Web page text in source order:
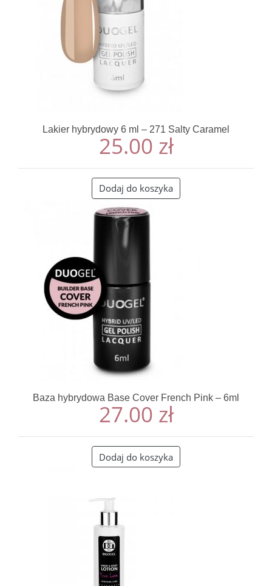
Lakier hybrydowy 6 ml – 271 Salty Caramel
25.00 zł
Dodaj do koszyka
Baza hybrydowa Base Cover French Pink – 6ml
27.00 zł
Dodaj do koszyka